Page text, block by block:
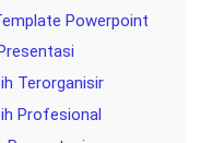
Powerpoint
Terorganisir
Profesional